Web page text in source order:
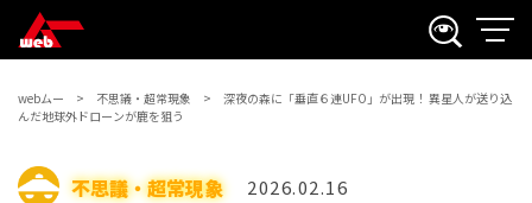
webムー 不思議・超常現象
深夜の森に「垂直６連UFO」が出現！ 異星人が送り込
んだ地球外ドローンが鹿を狙う
不思議・超常現象 2026.02.16